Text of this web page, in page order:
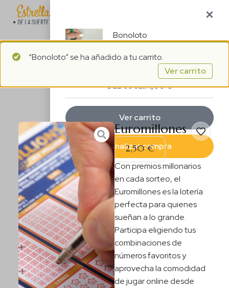
Bonoloto
1 × 1,00€
Subtotal:1,00€
Ver carrito
Finalizar compra
“Bonoloto” se ha añadido a tu carrito.
Ver carrito
Euromillones
2,50€
Con premios millonarios
en cada sorteo, el
Euromillones es la lotería
perfecta para quienes
sueñan a lo grande.
Participa eligiendo tus
combinaciones de
números favoritos y
aprovecha la comodidad
de jugar online desde